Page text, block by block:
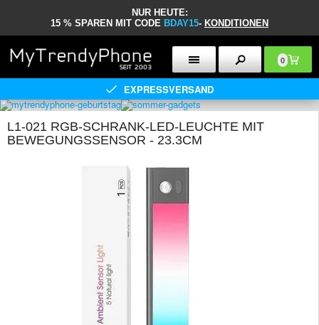
NUR HEUTE:
15 % SPAREN MIT CODE BDAY15- KONDITIONEN
0
EXPRESSVERSAND
L1-021 RGB-SCHRANK-LED-LEUCHTE MIT
BEWEGUNGSSENSOR - 23.3CM